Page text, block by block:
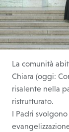
La comunità
Chiara (oggi:
risalente nella
ristrutturato.
I Padri